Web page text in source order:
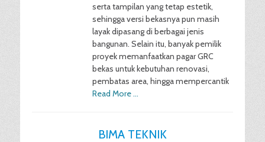
serta tampilan yang tetap estetik,
sehingga versi bekasnya pun masih
layak dipasang di berbagai jenis
bangunan. Selain itu, banyak pemilik
proyek memanfaatkan pagar GRC
bekas untuk kebutuhan renovasi,
pembatas area, hingga mempercantik
Read More …
BIMA TEKNIK